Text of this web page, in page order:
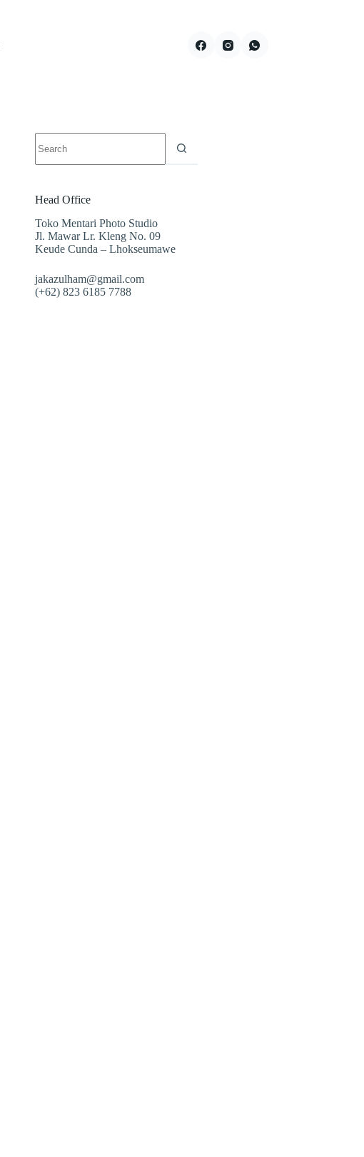
Head Office
Toko Mentari Photo Studio
Jl. Mawar Lr. Kleng No. 09
Keude Cunda – Lhokseumawe
jakazulham@gmail.com
(+62) 823 6185 7788